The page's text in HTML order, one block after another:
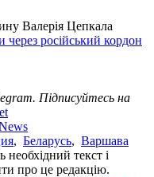
Валерія Цепкала
через російський кордон
Підписуйтесь на
, Беларусь, Варшава
текст і
про це редакцію.